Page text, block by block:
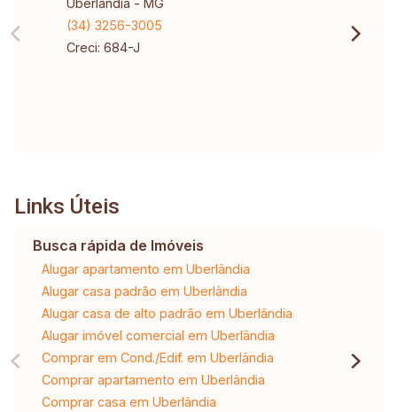
Uberlândia - MG
(34) 3256-3005
Creci: 684-J
Links Úteis
Busca rápida de Imóveis
Alugar apartamento em Uberlândia
Alugar casa padrão em Uberlândia
Alugar casa de alto padrão em Uberlândia
Alugar imóvel comercial em Uberlândia
Comprar em Cond./Edif. em Uberlândia
Comprar apartamento em Uberlândia
Comprar casa em Uberlândia